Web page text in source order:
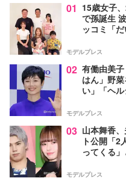
01 15歳女子
で孫誕生
ッコミ「
モデルプレス
02 有働由美
はん」野
い」「ヘ
モデルプレス
03 山本舞香
ト公開「2
ってくる
モデルプレス